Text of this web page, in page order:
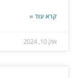
קרא עוד »
אוק 10, 2024